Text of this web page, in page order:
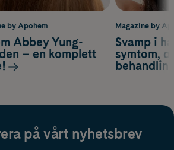
Magazine by
Svamp i
symtom,
by Apohem
Abbey Yung-
– en komplett
på vårt nyhetsbrev